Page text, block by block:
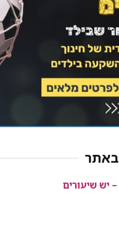
יש שיעורים